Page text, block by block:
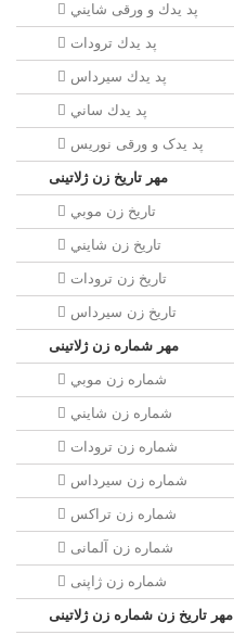
پد يدك و ورقی شايني
پد يدك ترودات
پد يدك سيرداس
پد يدك ساني
پد یدک و ورقی نوریس
مهر تاريخ زن ژلاتینی
تاريخ زن موبي
تاريخ زن شايني
تاريخ زن ترودات
تاريخ زن سيرداس
مهر شماره زن ژلاتینی
شماره زن موبي
شماره زن شايني
شماره زن ترودات
شماره زن سيرداس
شماره زن تراکس
شماره زن آلمانی
شماره زن ژاپنی
مهر تاریخ زن شماره زن ژلاتینی